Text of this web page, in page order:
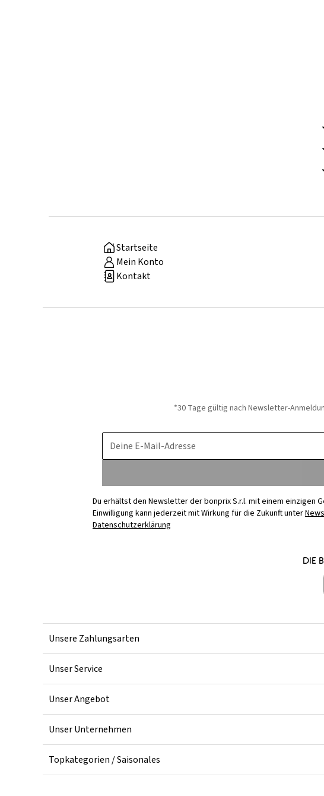
Startseite
Mein Konto
Kontakt
*30 Tage gültig nach Newsletter-
Deine E-Mail-Adresse
Du erhältst den Newsletter der bonprix S.r.l. mit einem einzigen
Einwilligung kann jederzeit mit Wirkung für die Zukunft unter
Datenschutzerklärung
Die
Unsere Zahlungsarten
Unser Service
Unser Angebot
Unser Unternehmen
Topkategorien / Saisonales